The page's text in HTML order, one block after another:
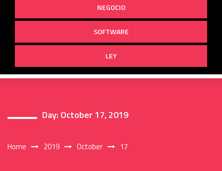
NEGOCIO
SOFTWARE
LEY
Day: October 17, 2019
Home 2019 October 17